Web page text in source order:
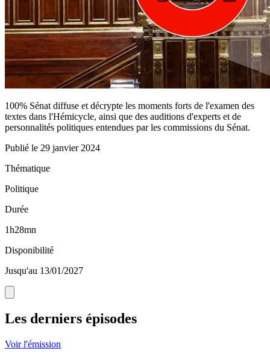
100% Sénat diffuse et décrypte les moments forts de l'examen des
textes dans l'Hémicycle, ainsi que des auditions d'experts et de
personnalités politiques entendues par les commissions du Sénat.
Publié le 29 janvier 2024
Thématique
Politique
Durée
1h28mn
Disponibilité
Jusqu'au 13/01/2027
Les derniers épisodes
Voir l'émission